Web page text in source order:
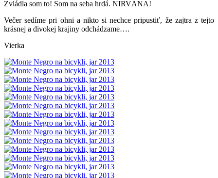
Zvládla som to! Som na seba hrdá. NIRVÁNA!
Večer sedíme pri ohni a nikto si nechce pripustiť, že zajtra z tejto
krásnej a divokej krajiny odchádzame….
Vierka